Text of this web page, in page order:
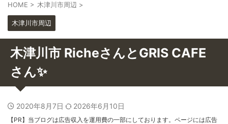
HOME > 木津川市周辺 >
木津川市周辺
木津川市 RicheさんとGRIS CAFE
さん✨
2020年8月7日 2026年6月10日
【PR】当ブログは広告収入を運用費の一部にしております。ページには広告